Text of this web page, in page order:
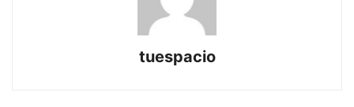
tuespacio